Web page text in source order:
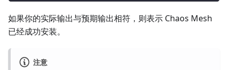
如果你的实际输出与预期输出相符，则表示 Chaos Mesh
已经成功安装。
注意